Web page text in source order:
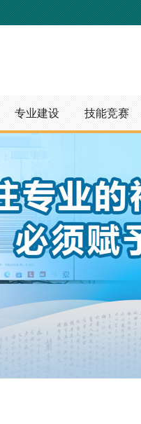
专业建设 技能竞赛